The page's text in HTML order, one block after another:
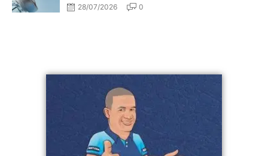
28/07/2026 0